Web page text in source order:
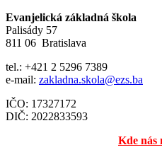
Evanjelická základná škola
Palisády 57
811 06 Bratislava
tel.: +421 2 5296 7389
e-mail: zakladna.skola@ezs.ba
IČO: 17327172
DIČ: 2022833593
Kde nás